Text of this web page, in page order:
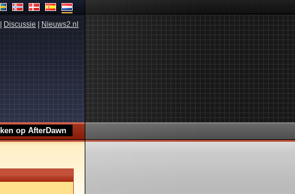
Discussie Nieuws2.nl